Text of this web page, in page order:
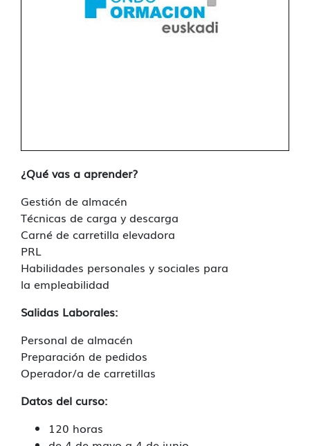
¿Qué vas a aprender?
Gestión de almacén
Técnicas de carga y descarga
Carné de carretilla elevadora
PRL
Habilidades personales y sociales para
la empleabilidad
Salidas Laborales:
Personal de almacén
Preparación de pedidos
Operador/a de carretillas
Datos del curso:
120 horas